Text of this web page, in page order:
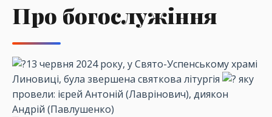
Про богослужіння
13 червня 2024 року, у Свято-Успенському храмі
Линовиці, була звершена святкова літургія
яку
провели: ієрей Антоній (Лаврінович), диякон
Андрій (Павлушенко)